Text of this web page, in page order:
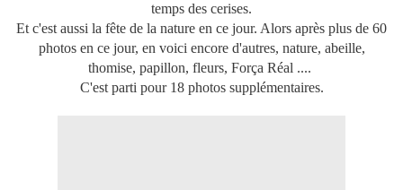
temps des cerises.
Et c'est aussi la fête de la nature en ce jour. Alors après plus de 60
photos en ce jour, en voici encore d'autres, nature, abeille,
thomise, papillon, fleurs, Força Réal ....
C'est parti pour 18 photos supplémentaires.